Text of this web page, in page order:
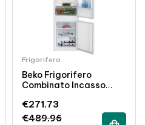
Frigorifero
Beko Frigorifero
Combinato Incasso
Classe E Bianco
€489.96
€271.73